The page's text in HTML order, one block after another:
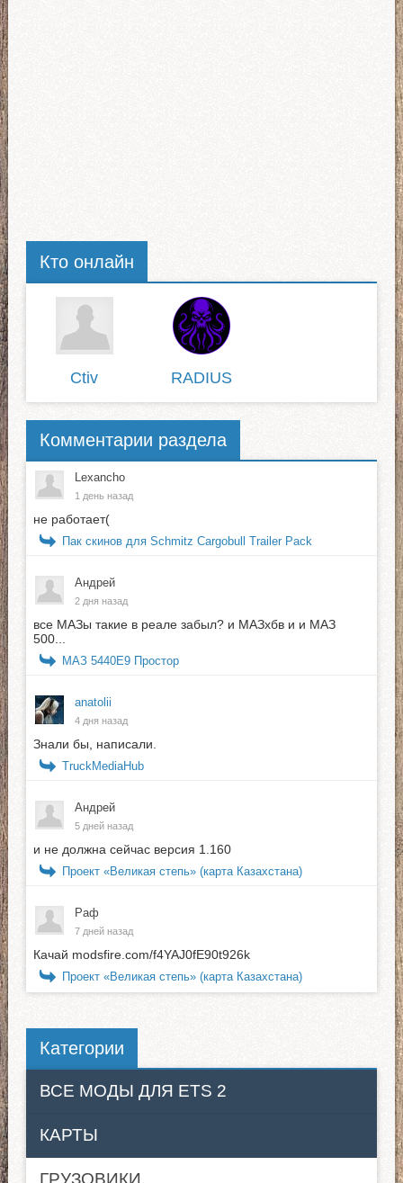
Кто онлайн
Ctiv RADIUS
Комментарии раздела
Lexancho
1 день назад
не работает(
Пак скинов для Schmitz Cargobull Trailer Pack
Андрей
2 дня назад
все МАЗы такие в реале забыл? и МАЗхбв и и МАЗ
500...
МАЗ 5440E9 Простор
anatolii
4 дня назад
Знали бы, написали.
TruckMediaHub
Андрей
5 дней назад
и не должна сейчас версия 1.160
Проект «Великая степь» (карта Казахстана)
Раф
7 дней назад
Качай modsfire.com/f4YAJ0fE90t926k
Проект «Великая степь» (карта Казахстана)
Категории
ВСЕ МОДЫ ДЛЯ ETS 2
КАРТЫ